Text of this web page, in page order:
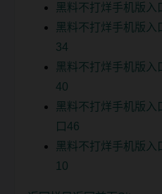
黑料不打烊手机版入
黑料不打烊手机版入
34
黑料不打烊手机版入
40
黑料不打烊手机版入
口46
黑料不打烊手机版入
10